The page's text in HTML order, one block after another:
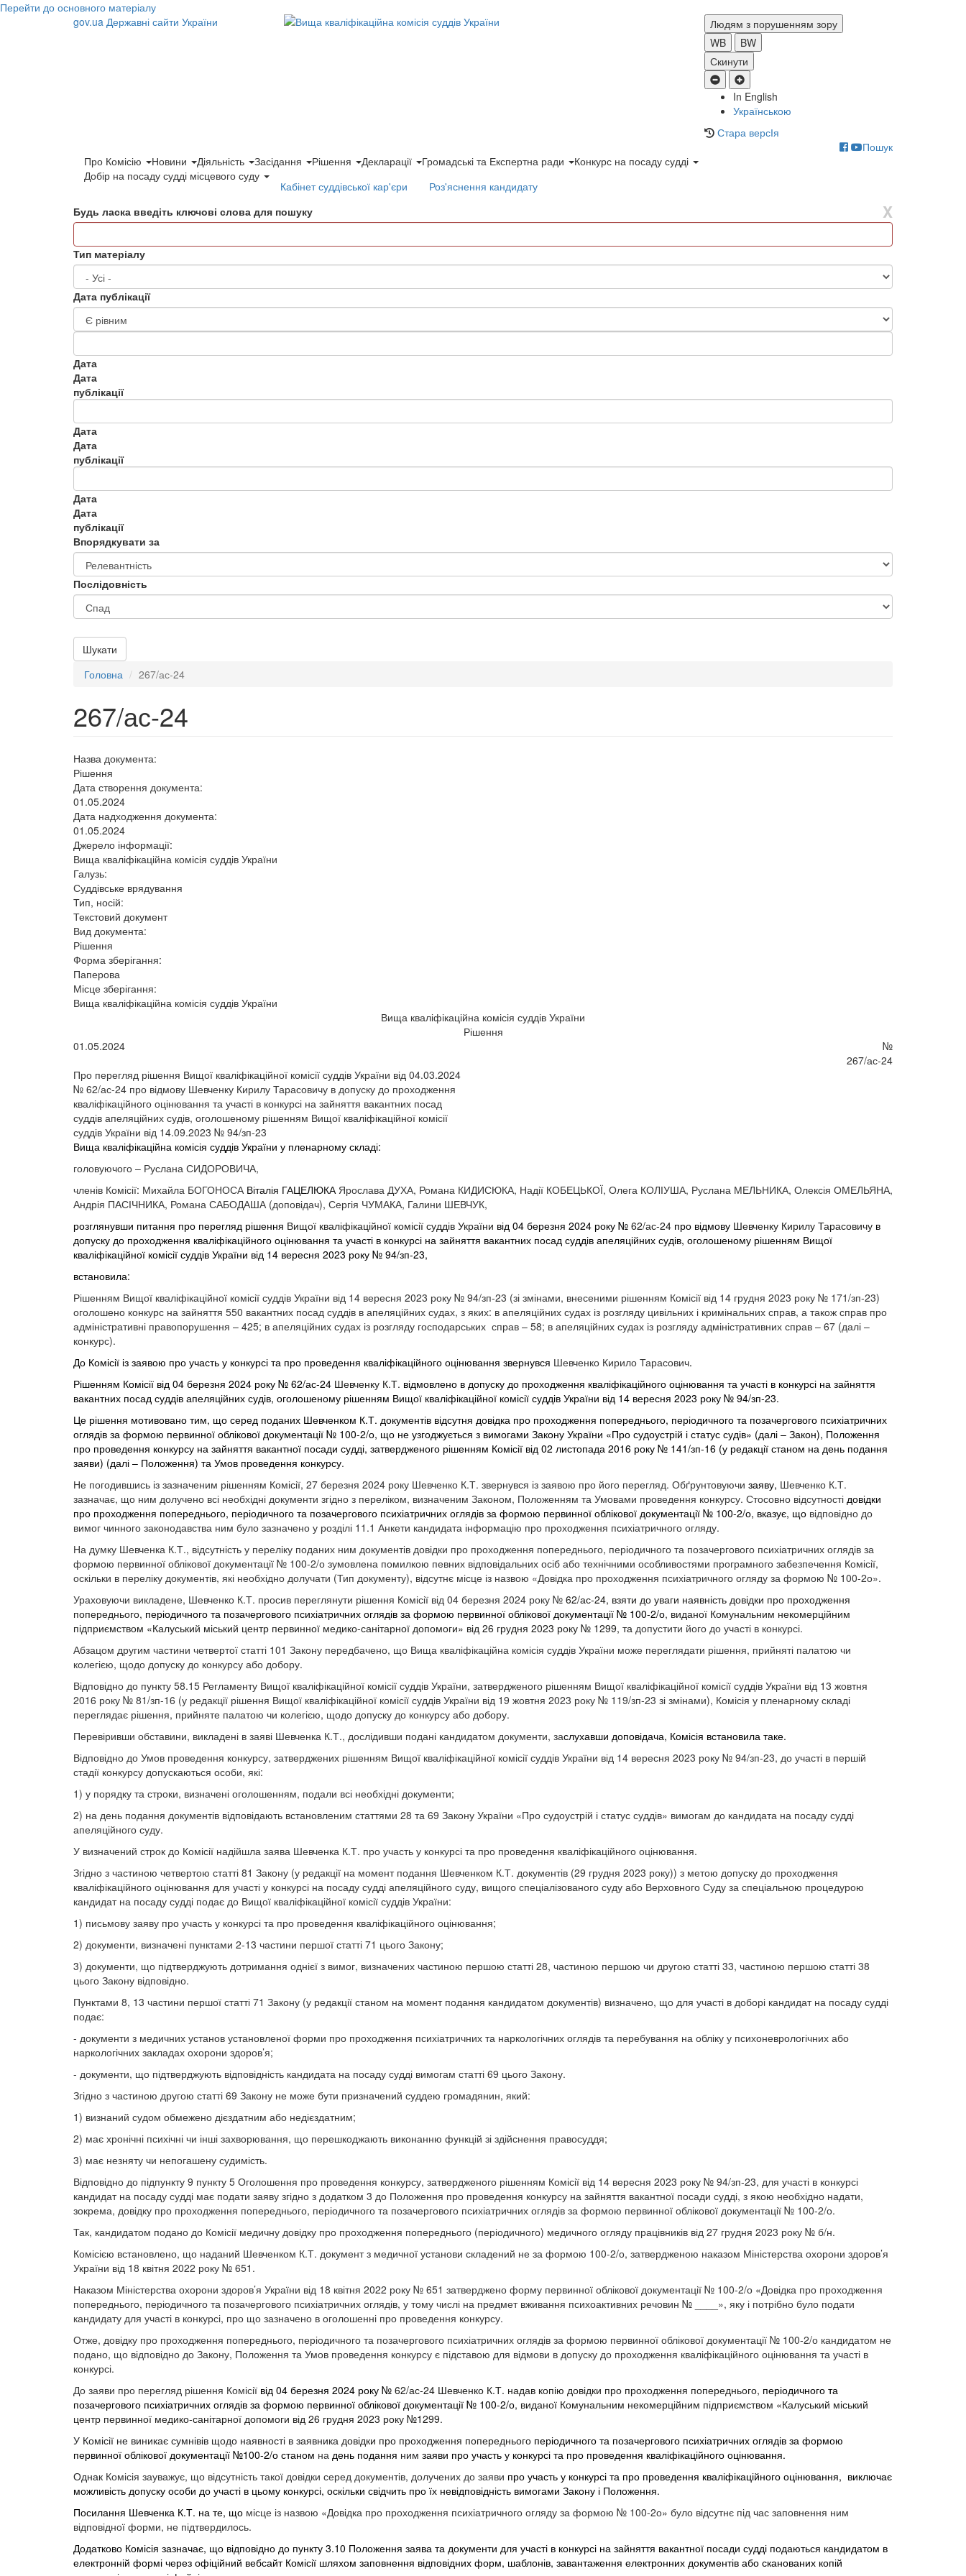
Перейти до основного матеріалу
gov.ua Державні сайти України
Людям з порушенням зору
WB
BW
Скинути
In English
Українською
Стара версІя
Пошук
Про Комісію
Новини Діяльність Засідання Рішення Декларації Громадські та Експертна ради
Конкурс на посаду судді
Добір на посаду судді місцевого суду
Кабінет суддівської кар'єри Роз'яснення кандидату
X
Будь ласка введіть ключові слова для пошуку
Тип матеріалу
Дата публікації
Дата
Дата
публікації
Дата
Дата
публікації
Дата
Дата
публікації
Впорядкувати за
Послідовність
Шукати
Головна
267/ас-24
267/ас-24
Назва документа:
Рішення
Дата створення документа:
01.05.2024
Дата надходження документа:
01.05.2024
Джерело інформації:
Вища кваліфікаційна комісія суддів України
Галузь:
Суддівське врядування
Тип, носій:
Текстовий документ
Вид документа:
Рішення
Форма зберігання:
Паперова
Місце зберігання:
Вища кваліфікаційна комісія суддів України
Вища кваліфікаційна комісія суддів України
Рішення
01.05.2024
№
267/ас-24
Про перегляд рішення Вищої кваліфікаційної комісії суддів України від 04.03.2024
№ 62/ас-24 про відмову Шевченку Кирилу Тарасовичу в допуску до проходження
кваліфікаційного оцінювання та участі в конкурсі на зайняття вакантних посад
суддів апеляційних судів, оголошеному рішенням Вищої кваліфікаційної комісії
суддів України від 14.09.2023 № 94/зп-23
Вища кваліфікаційна комісія суддів України у пленарному складі:
головуючого – Руслана СИДОРОВИЧА,
членів Комісії: Михайла БОГОНОСА Віталія ГАЦЕЛЮКАЯрослава ДУХА, Романа КИДИСЮКА, Надії КОБЕЦЬКОЇ, Олега КОЛІУША, Руслана МЕЛЬНИКА, Олексія ОМЕЛЬЯНА,
Андрія ПАСІЧНИКА, Романа САБОДАША (доповідач), Сергія ЧУМАКА, Галини ШЕВЧУК,
розглянувши питання про перегляд рішення Вищої кваліфікаційної комісії суддів України від 04 березня 2024 року № 62/ас-24 про відмову Шевченку Кирилу Тарасовичу в
допуску до проходження кваліфікаційного оцінювання та участі в конкурсі на зайняття вакантних посад суддів апеляційних судів, оголошеному рішенням Вищої
кваліфікаційної комісії суддів України від 14 вересня 2023 року № 94/зп-23,
встановила:
Рішенням Вищої кваліфікаційної комісії суддів України від 14 вересня 2023 року № 94/зп-23 (зі змінами, внесеними рішенням Комісії від 14 грудня 2023 року № 171/зп-23)
оголошено конкурс на зайняття 550 вакантних посад суддів в апеляційних судах, з яких: в апеляційних судах із розгляду цивільних і кримінальних справ, а також справ про
адміністративні правопорушення – 425; в апеляційних судах із розгляду господарських справ – 58; в апеляційних судах із розгляду адміністративних справ – 67 (далі –
конкурс).
До Комісії із заявою про участь у конкурсі та про проведення кваліфікаційного оцінювання звернувся Шевченко Кирило Тарасович.
Рішенням Комісії від 04 березня 2024 року № 62/ас-24 Шевченку К.Т. відмовлено в допуску до проходження кваліфікаційного оцінювання та участі в конкурсі на зайняття
вакантних посад суддів апеляційних судів, оголошеному рішенням Вищої кваліфікаційної комісії суддів України від 14 вересня 2023 року № 94/зп-23.
Це рішення мотивовано тим, що серед поданих Шевченком К.Т. документів відсутня довідка про проходження попереднього, періодичного та позачергового психіатричних
оглядів за формою первинної облікової документації № 100-2/о, що не узгоджується з вимогами Закону України «Про судоустрій і статус судів» (далі – Закон), Положення
про проведення конкурсу на зайняття вакантної посади судді, затвердженого рішенням Комісії від 02 листопада 2016 року № 141/зп-16 (у редакції станом на день подання
заяви) (далі – Положення) та Умов проведення конкурсу.
Не погодившись із зазначеним рішенням Комісії, 27 березня 2024 року Шевченко К.Т. звернувся із заявою про його перегляд. Обґрунтовуючи заяву, Шевченко К.Т.
зазначає, що ним долучено всі необхідні документи згідно з переліком, визначеним Законом, Положенням та Умовами проведення конкурсу. Стосовно відсутності довідки
про проходження попереднього, періодичного та позачергового психіатричних оглядів за формою первинної облікової документації № 100-2/о, вказує, що відповідно до
вимог чинного законодавства ним було зазначено у розділі 11.1 Анкети кандидата інформацію про проходження психіатричного огляду.
На думку Шевченка К.Т., відсутність у переліку поданих ним документів довідки про проходження попереднього, періодичного та позачергового психіатричних оглядів за
формою первинної облікової документації № 100-2/о зумовлена помилкою певних відповідальних осіб або технічними особливостями програмного забезпечення Комісії,
оскільки в переліку документів, які необхідно долучати (Тип документу), відсутнє місце із назвою «Довідка про проходження психіатричного огляду за формою № 100-2о».
Ураховуючи викладене, Шевченко К.Т. просив переглянути рішення Комісії від 04 березня 2024 року № 62/ас-24, взяти до уваги наявність довідки про проходження
попереднього, періодичного та позачергового психіатричних оглядів за формою первинної облікової документації № 100-2/о, виданої Комунальним некомерційним
підприємством «Калуський міський центр первинної медико-санітарної допомоги» від 26 грудня 2023 року № 1299, та допустити його до участі в конкурсі.
Абзацом другим частини четвертої статті 101 Закону передбачено, що Вища кваліфікаційна комісія суддів України може переглядати рішення, прийняті палатою чи
колегією, щодо допуску до конкурсу або добору.
Відповідно до пункту 58.15 Регламенту Вищої кваліфікаційної комісії суддів України, затвердженого рішенням Вищої кваліфікаційної комісії суддів України від 13 жовтня
2016 року № 81/зп-16 (у редакції рішення Вищої кваліфікаційної комісії суддів України від 19 жовтня 2023 року № 119/зп-23 зі змінами), Комісія у пленарному складі
переглядає рішення, прийняте палатою чи колегією, щодо допуску до конкурсу або добору.
Перевіривши обставини, викладені в заяві Шевченка К.Т., дослідивши подані кандидатом документи, заслухавши доповідача, Комісія встановила таке.
Відповідно до Умов проведення конкурсу, затверджених рішенням Вищої кваліфікаційної комісії суддів України від 14 вересня 2023 року № 94/зп-23, до участі в першій
стадії конкурсу допускаються особи, які:
1) у порядку та строки, визначені оголошенням, подали всі необхідні документи;
2) на день подання документів відповідають встановленим статтями 28 та 69 Закону України «Про судоустрій і статус суддів» вимогам до кандидата на посаду судді
апеляційного суду.
У визначений строк до Комісії надійшла заява Шевченка К.Т. про участь у конкурсі та про проведення кваліфікаційного оцінювання.
Згідно з частиною четвертою статті 81 Закону (у редакції на момент подання Шевченком К.Т. документів (29 грудня 2023 року)) з метою допуску до проходження
кваліфікаційного оцінювання для участі у конкурсі на посаду судді апеляційного суду, вищого спеціалізованого суду або Верховного Суду за спеціальною процедурою
кандидат на посаду судді подає до Вищої кваліфікаційної комісії суддів України:
1) письмову заяву про участь у конкурсі та про проведення кваліфікаційного оцінювання;
2) документи, визначені пунктами 2-13 частини першої статті 71 цього Закону;
3) документи, що підтверджують дотримання однієї з вимог, визначених частиною першою статті 28, частиною першою чи другою статті 33, частиною першою статті 38
цього Закону відповідно.
Пунктами 8, 13 частини першої статті 71 Закону (у редакції станом на момент подання кандидатом документів) визначено, що для участі в доборі кандидат на посаду судді
подає:
- документи з медичних установ установленої форми про проходження психіатричних та наркологічних оглядів та перебування на обліку у психоневрологічних або
наркологічних закладах охорони здоров’я;
- документи, що підтверджують відповідність кандидата на посаду судді вимогам статті 69 цього Закону.
Згідно з частиною другою статті 69 Закону не може бути призначений суддею громадянин, який:
1) визнаний судом обмежено дієздатним або недієздатним;
2) має хронічні психічні чи інші захворювання, що перешкоджають виконанню функцій зі здійснення правосуддя;
3) має незняту чи непогашену судимість.
Відповідно до підпункту 9 пункту 5 Оголошення про проведення конкурсу, затвердженого рішенням Комісії від 14 вересня 2023 року № 94/зп-23, для участі в конкурсі
кандидат на посаду судді має подати заяву згідно з додатком 3 до Положення про проведення конкурсу на зайняття вакантної посади судді, з якою необхідно надати,
зокрема, довідку про проходження попереднього, періодичного та позачергового психіатричних оглядів за формою первинної облікової документації № 100-2/о.
Так, кандидатом подано до Комісії медичну довідку про проходження попереднього (періодичного) медичного огляду працівників від 27 грудня 2023 року № б/н.
Комісією встановлено, що наданий Шевченком К.Т. документ з медичної установи складений не за формою 100-2/о, затвердженою наказом Міністерства охорони здоров’я
України від 18 квітня 2022 року № 651.
Наказом Міністерства охорони здоров’я України від 18 квітня 2022 року № 651 затверджено форму первинної облікової документації № 100-2/о «Довідка про проходження
попереднього, періодичного та позачергового психіатричних оглядів, у тому числі на предмет вживання психоактивних речовин № ____», яку і потрібно було подати
кандидату для участі в конкурсі, про що зазначено в оголошенні про проведення конкурсу.
Отже, довідку про проходження попереднього, періодичного та позачергового психіатричних оглядів за формою первинної облікової документації № 100-2/о кандидатом не
подано, що відповідно до Закону, Положення та Умов проведення конкурсу є підставою для відмови в допуску до проходження кваліфікаційного оцінювання та участі в
конкурсі.
До заяви про перегляд рішення Комісії від 04 березня 2024 року № 62/ас-24 Шевченко К.Т. надав копію довідки про проходження попереднього, періодичного та
позачергового психіатричних оглядів за формою первинної облікової документації № 100-2/о, виданої Комунальним некомерційним підприємством «Калуський міський
центр первинної медико-санітарної допомоги від 26 грудня 2023 року №1299.
У Комісії не виникає сумнівів щодо наявності в заявника довідки про проходження попереднього періодичного та позачергового психіатричних оглядів за формою
первинної облікової документації №100-2/о станом на день подання ним заяви про участь у конкурсі та про проведення кваліфікаційного оцінювання.
Однак Комісія зауважує, що відсутність такої довідки серед документів, долучених до заяви про участь у конкурсі та про проведення кваліфікаційного оцінювання, виключає
можливість допуску особи до участі в цьому конкурсі, оскільки свідчить про їх невідповідність вимогами Закону і Положення.
Посилання Шевченка К.Т. на те, що місце із назвою «Довідка про проходження психіатричного огляду за формою № 100-2о» було відсутнє під час заповнення ним
відповідної форми, не підтвердилось.
Додатково Комісія зазначає, що відповідно до пункту 3.10 Положення заява та документи для участі в конкурсі на зайняття вакантної посади судді подаються кандидатом в
електронній формі через офіційний вебсайт Комісії шляхом заповнення відповідних форм, шаблонів, завантаження електронних документів або сканованих копій